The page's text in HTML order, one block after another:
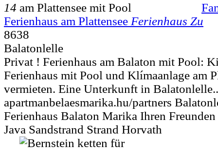
14
Ferienhaus am Plattensee Ferienhaus Zu
8638
Balatonlelle
Privat ! Ferienhaus am Balaton mit Pool:
Ferienhaus mit Pool und Klímaanlage am
vermieten. Eine Unterkunft in Balatonlelle..
apartmanbelaesmarika.hu/partners
Ferienhaus Balaton Marika Ihren
Java Sandstrand Strand Horvath